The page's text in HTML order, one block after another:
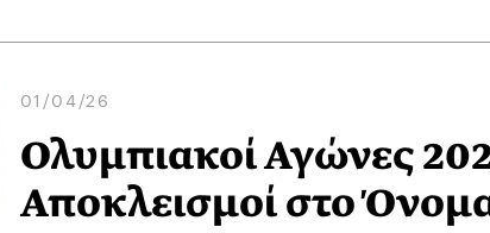
01/04/26
Ολυμπιακοί Αγώνες
Αποκλεισμοί στο